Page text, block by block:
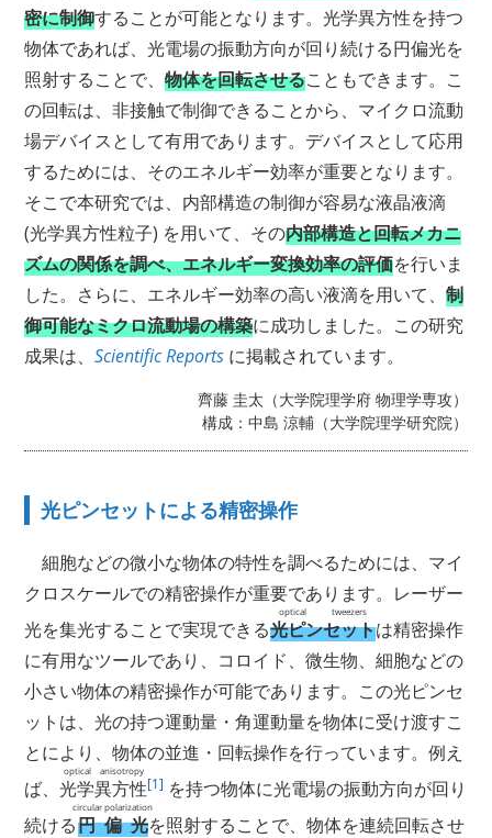
密に制御することが可能となります。光学異方性を持つ
物体であれば、光電場の振動方向が回り続ける円偏光を
照射することで、物体を回転させることもできます。こ
の回転は、非接触で制御できることから、マイクロ流動
場デバイスとして有用であります。デバイスとして応用
するためには、そのエネルギー効率が重要となります。
そこで本研究では、内部構造の制御が容易な液晶液滴
(光学異方性粒子) を用いて、その内部構造と回転メカニ
ズムの関係を調べ、エネルギー変換効率の評価を行いま
した。さらに、エネルギー効率の高い液滴を用いて、制
御可能なミクロ流動場の構築に成功しました。この研究
成果は、Scientific Reports に掲載されています。
齊藤 圭太（大学院理学府 物理学専攻）
構成：中島 涼輔（大学院理学研究院）
光ピンセットによる精密操作
細胞などの微小な物体の特性を調べるためには、マイ
クロスケールでの精密操作が重要であります。レーザー
光を集光することで実現できる光ピンセット
optical tweezers
は精密操作
に有用なツールであり、コロイド、微生物、細胞などの
小さい物体の精密操作が可能であります。この光ピンセ
ットは、光の持つ運動量・角運動量を物体に受け渡すこ
とにより、物体の並進・回転操作を行っています。例え
ば、光学異方性
optical anisotropy
[1] を持つ物体に光電場の振動方向が回り
続ける円偏光
circular polarization
を照射することで、物体を連続回転させ